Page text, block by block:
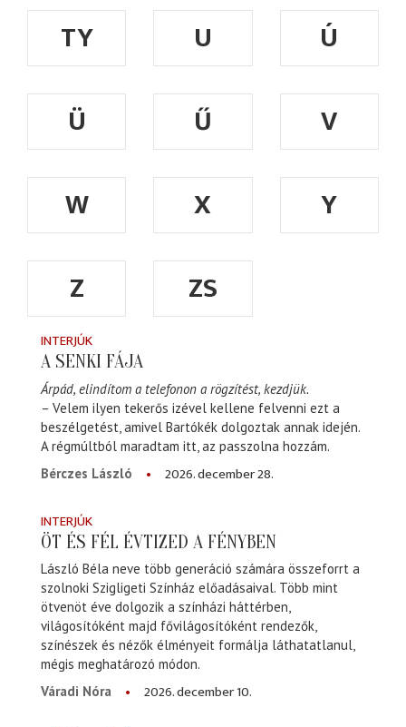
TY U
Ú
Ü
Ű
V
W
X
Y
Z
ZS
INTERJÚK
A SENKI FÁJA
Árpád, elindítom a telefonon a rögzítést, kezdjük.
– Velem ilyen tekerős izével kellene felvenni ezt a
beszélgetést, amivel Bartókék dolgoztak annak idején.
A régmúltból maradtam itt, az passzolna hozzám.
Bérczes László
2026. december 28.
INTERJÚK
ÖT ÉS FÉL ÉVTIZED A FÉNYBEN
László Béla neve több generáció számára összeforrt a
szolnoki Szigligeti Színház előadásaival. Több mint
ötvenöt éve dolgozik a színházi háttérben,
világosítóként majd fővilágosítóként rendezők,
színészek és nézők élményeit formálja láthatatlanul,
mégis meghatározó módon.
Váradi Nóra
2026. december 10.